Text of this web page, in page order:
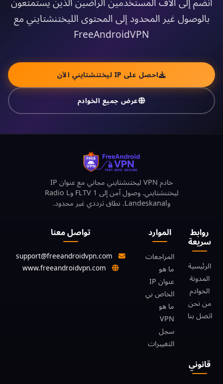
بالوصول غير المحدود إلى المحتوى الليختنشتايني مع
FreeAndroidVPN
احصل على IP ليختنشتايني الآن
عرض جميع الخوادم
روابط
سريعة
الرئيسية
المدونة
الخوادم
من نحن
اتصل بنا
الموارد
المراجعات
ما هو
عنوان IP
الخاص بي
ما هو
VPN
سجل
التغييرات
قانوني
خادم VPN ليختنشتايني مجاني مع عنوان IP
ليختنشتايني. وصول آمن إلى 1 FLTV وRadio L
وLandeskanal. نطاق ترددي غير محدود.
تواصل معنا